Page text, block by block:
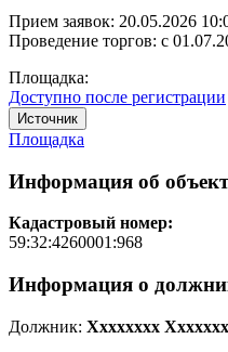
Прием заявок: 20.05.2026
Проведение торгов: с
Площадка:
Доступно после регистрации
Источник
Площадка
Информация об
Кадастровый номер:
59:32:4260001:968
Информация о
Должник: Xxxxxxxx